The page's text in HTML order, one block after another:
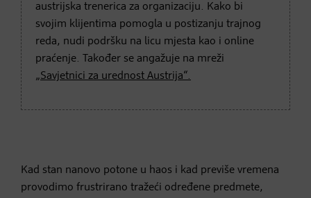
austrijska trenerica za organizaciju. Kako bi
svojim klijentima pomogla u postizanju trajnog
reda, nudi podršku na licu mjesta kao i online
praćenje. Također se angažuje na mreži
„Savjetnici za urednost Austrija“.
Kad stan nanovo potone u haos i kad previše vremena
provodimo frustrirano tražeći određene predmete,